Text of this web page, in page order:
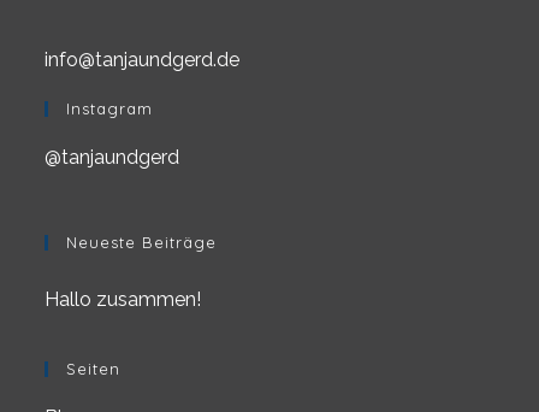
info@tanjaundgerd.deOpens
Instagram
@tanjaundgerd
Neueste Beiträge
Hallo zusammen!
Seiten